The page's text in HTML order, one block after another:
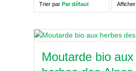
Trier par Par défaut Afficher
Moutarde bio aux